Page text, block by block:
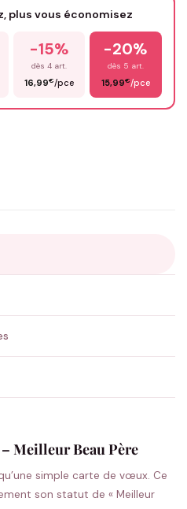
DEMANDE ✨
France✅ Validation avant fabrication
plus vous économisez
-15%
dès 4 art.
16,99€/pce
-20%
dès 5 art.
15,99€/pce
Meilleur Beau Père
simple carte de vœux. Ce
son statut de « Meilleur